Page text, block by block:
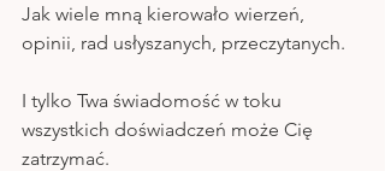
Jak wiele mną kierowało wierzeń,
opinii, rad usłyszanych, przeczytanych.
I tylko Twa świadomość w toku
wszystkich doświadczeń może Cię
zatrzymać.